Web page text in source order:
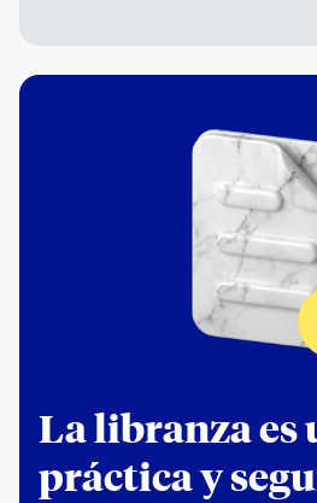
La libranza es
práctica y